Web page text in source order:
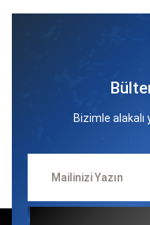
Bizimle alakalı